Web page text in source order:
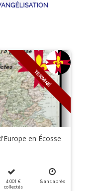
TERMINÉ
en Écosse
4 001 €
collectés
8ansaprès